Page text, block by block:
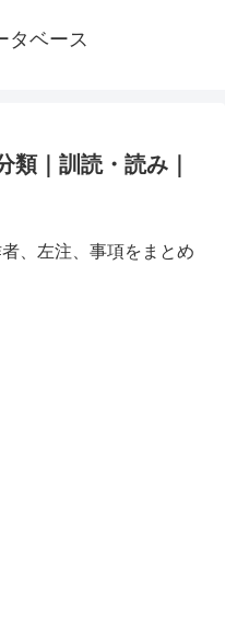
タベース
類｜訓読・読み｜
、左注、事項をまとめ